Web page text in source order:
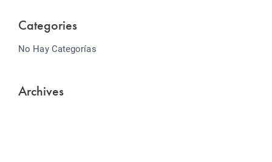
Categories
No Hay Categorías
Archives